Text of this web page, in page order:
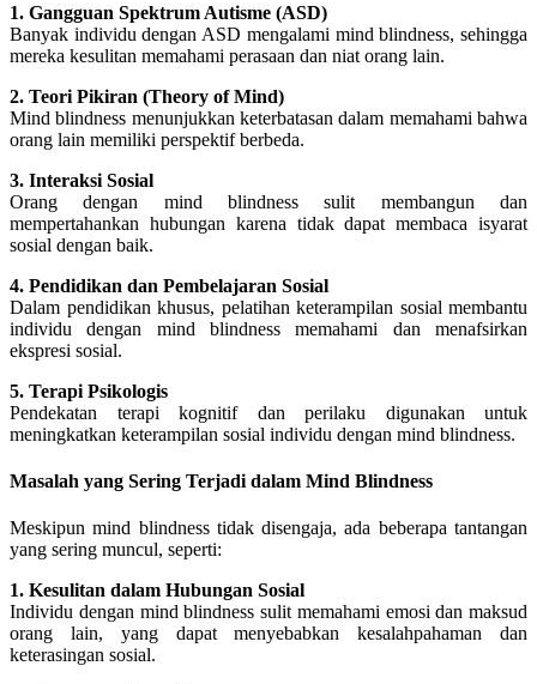
1. Gangguan Spektrum Autisme (ASD)
Banyak individu dengan ASD mengalami mind blindness, sehingga
mereka kesulitan memahami perasaan dan niat orang lain.
2. Teori Pikiran (Theory of Mind)
Mind blindness menunjukkan keterbatasan dalam memahami bahwa
orang lain memiliki perspektif berbeda.
3. Interaksi Sosial
Orang dengan mind blindness sulit membangun dan
mempertahankan hubungan karena tidak dapat membaca isyarat
sosial dengan baik.
4. Pendidikan dan Pembelajaran Sosial
Dalam pendidikan khusus, pelatihan keterampilan sosial membantu
individu dengan mind blindness memahami dan menafsirkan
ekspresi sosial.
5. Terapi Psikologis
Pendekatan terapi kognitif dan perilaku digunakan untuk
meningkatkan keterampilan sosial individu dengan mind blindness.
Masalah yang Sering Terjadi dalam Mind Blindness
Meskipun mind blindness tidak disengaja, ada beberapa tantangan
yang sering muncul, seperti:
1. Kesulitan dalam Hubungan Sosial
Individu dengan mind blindness sulit memahami emosi dan maksud
orang lain, yang dapat menyebabkan kesalahpahaman dan
keterasingan sosial.